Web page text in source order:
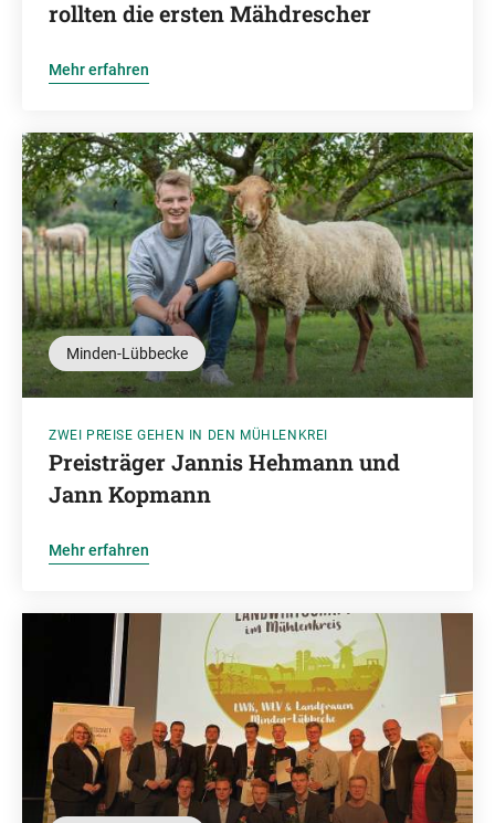
rollten die ersten Mähdrescher
Mehr erfahren
Minden-Lübbecke
ZWEI PREISE GEHEN IN DEN MÜHLENKREI
Preisträger Jannis Hehmann und
Jann Kopmann
Mehr erfahren